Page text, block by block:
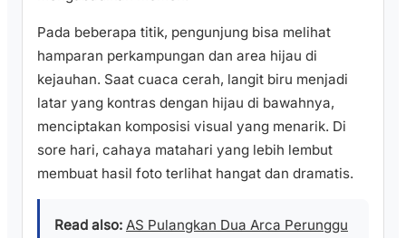
Pada beberapa titik, pengunjung bisa melihat
hamparan perkampungan dan area hijau di
kejauhan. Saat cuaca cerah, langit biru menjadi
latar yang kontras dengan hijau di bawahnya,
menciptakan komposisi visual yang menarik. Di
sore hari, cahaya matahari yang lebih lembut
membuat hasil foto terlihat hangat dan dramatis.
Read also: AS Pulangkan Dua Arca Perunggu